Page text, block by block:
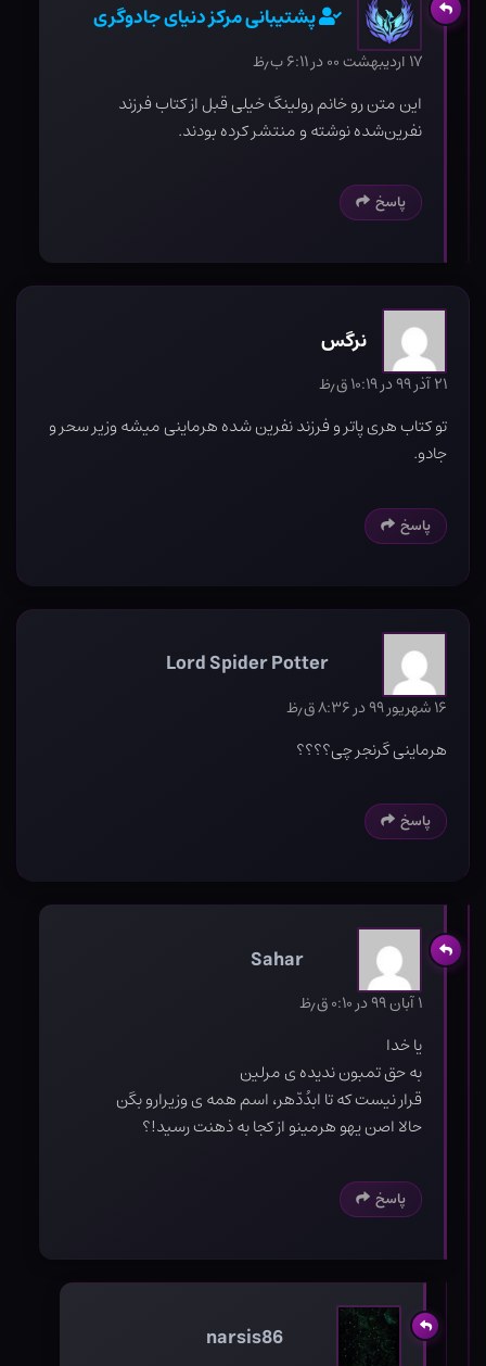
پشتیبانی مرکز دنیای جادوگری
۱۷ اردیبهشت ۰۰ در ۶:۱۱ ب٫ظ
این متن رو خانم رولینگ خیلی قبل از کتاب فرزند
نفرین‌شده نوشته و منتشر کرده بودند.
پاسخ
نرگس
۲۱ آذر ۹۹ در ۱۰:۱۹ ق٫ظ
تو کتاب هری پاتر و فرزند نفرین شده هرماینی میشه وزیر سحر و
جادو.
پاسخ
Lord Spider Potter
۱۶ شهریور ۹۹ در ۸:۳۶ ق٫ظ
هرماینی گرنجر چی؟؟؟؟
پاسخ
Sahar
۱ آبان ۹۹ در ۰:۱۰ ق٫ظ
یا خدا
به حق تمبون ندیده ی مرلین
قرار نیست که تا ابدُدّهر، اسم همه ی وزیرارو بگن
حالا اصن یهو هرمینو از کجا به ذهنت رسید!؟
پاسخ
narsis86